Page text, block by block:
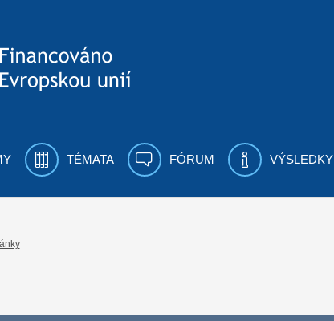
TÉMATA FÓRUM VÝSLEDKY